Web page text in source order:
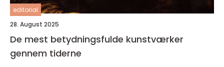
editorial
28. August 2025
De mest betydningsfulde kunstværker
gennem tiderne